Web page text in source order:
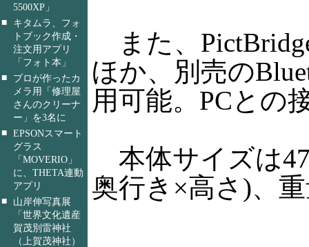
5500XP」
■
キタムラ、フォ
トブック作成・
注文用アプリ
「フォト本」
■
プロが作ったカ
メラ用「修理屋
さんのクリーナ
ー」を3名に
■ EPSONスマート
グラス
「MOVERIO」
に、THETA連動
アプリ
■
山岸伸写真展
「世界文化遺産
賀茂別雷神社
（上賀茂神社）
また、
ほか、別売の
用可能。PCとの
本体サイズは
奥行き×高さ)、